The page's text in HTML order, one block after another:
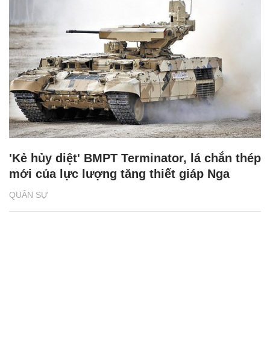
QUÂN SỰ
'Kẻ hủy diệt' BMPT Terminator, lá chắn thép
mới của lực lượng tăng thiết giáp Nga